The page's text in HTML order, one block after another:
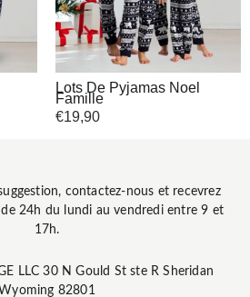
Lots De Pyjamas Noel
Famille
€19,90
contactez-nous et recevrez
24h du lundi au vendredi entre 9 et
17h.
LLC 30 N Gould St ste R Sheridan
82801